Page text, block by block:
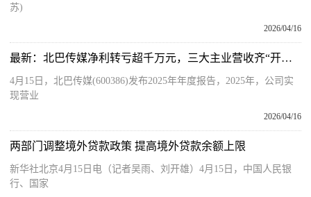
苏)
2026/04/16
最新：北巴传媒净利转亏超千万元，三大主业营收齐“开倒车”，参股公司发生重大减值损失
4月15日，北巴传媒(600386)发布2025年年度报告，2025年，公司实
现营业
2026/04/16
两部门调整境外贷款政策 提高境外贷款余额上限
新华社北京4月15日电（记者吴雨、刘开雄）4月15日，中国人民银
行、国家